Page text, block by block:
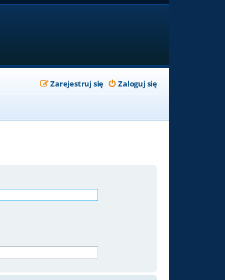
Zaloguj się
Zarejestruj się